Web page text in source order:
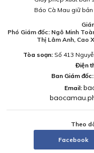
Báo Cà Mau giữ
Phó Giám đốc: Ngô Minh
Thị Lâm Anh, Cao
Tòa soạn:Số 413
Điện
Ban Giám đốc:
Email:
Theo
Facebook